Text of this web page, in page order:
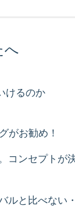
へ
けるのか
がお勧め！
ンセプト
と比べない